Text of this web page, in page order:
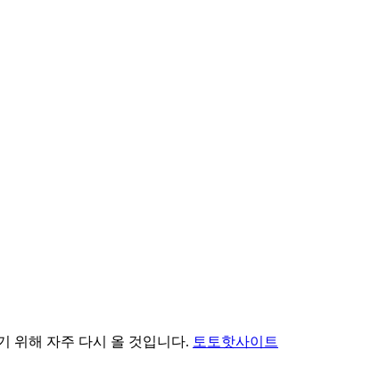
위해 자주 다시 올 것입니다. 토토핫사이트